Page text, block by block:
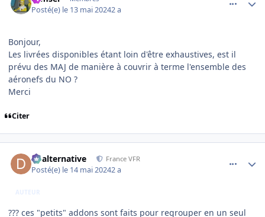
Posté(e) le 13 mai 20242 a
Bonjour,
Les livrées disponibles étant loin d'être exhaustives, est il
prévu des MAJ de manière à couvrir à terme l'ensemble des
aéronefs du NO ?
Merci
Citer
dbalternative France VFR
Posté(e) le 14 mai 20242 a
AUTEUR
??? ces "petits" addons sont faits pour regrouper en un seul